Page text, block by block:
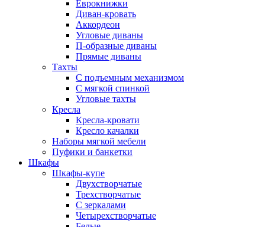
Еврокнижки
Диван-кровать
Аккордеон
Угловые диваны
П-образные диваны
Прямые диваны
Тахты
С подъемным механизмом
С мягкой спинкой
Угловые тахты
Кресла
Кресла-кровати
Кресло качалки
Наборы мягкой мебели
Пуфики и банкетки
Шкафы
Шкафы-купе
Двухстворчатые
Трехстворчатые
С зеркалами
Четырехстворчатые